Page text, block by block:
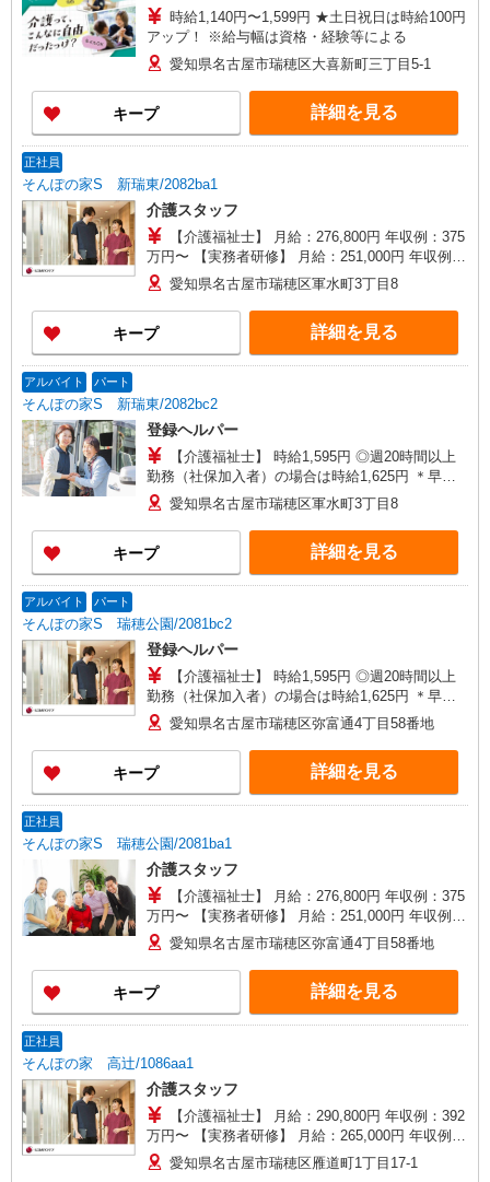
時給1,140円〜1,599円 ★土日祝日は時給100円
アップ！ ※給与幅は資格・経験等による
愛知県名古屋市瑞穂区大喜新町三丁目5-1
キープ 詳細を見る
正社員
そんぽの家S 新瑞東/2082ba1
介護スタッフ
【介護福祉士】 月給：276,800円 年収例：375
万円〜 【実務者研修】 月給：251,000円 年収例：
341万円〜 【初任者研修】 月給：235,300円 年収
例：320万円〜 ※職務手当、働きがい向上手当、
日祝手当（月平均2回分）、夜勤手当（月平均5回
分）等、毎月平均的に支払われる手当を含みま
す。 ※介護福祉士のみ、特別職務手当も含む ◎残
与 基本給2.08ヶ月分/年支給
愛知県名古屋市瑞穂区軍水町3丁目8
キープ 詳細を見る
アルバイト パート
そんぽの家S 新瑞東/2082bc2
登録ヘルパー
【介護福祉士】 時給1,595円 ◎週20時間以上
勤務（社保加入者）の場合は時給1,625円 ＊早朝
夜間（〜8:00、18:00〜）：時給1,994円〜 ＊日曜
祝日：時給1,895円〜 【実務者研修・初任者研修
（ヘルパー1級・2級）】 時給1,515円 ◎週20時間
以上勤務（社保加入者）の場合は時給1,545円 ＊
早朝夜間（〜8:00、18:00〜）：時給1,894円〜 ＊
が同時給 ◎キャンセル手当：職務時給の60％支給
愛知県名古屋市瑞穂区軍水町3丁目8
キープ 詳細を見る
アルバイト パート
そんぽの家S 瑞穂公園/2081bc2
登録ヘルパー
【介護福祉士】 時給1,595円 ◎週20時間以上
勤務（社保加入者）の場合は時給1,625円 ＊早朝
夜間（〜8:00、18:00〜）：時給1,994円〜 ＊日曜
祝日：時給1,895円〜 【実務者研修・初任者研修
（ヘルパー1級・2級）】 時給1,515円 ◎週20時間
以上勤務（社保加入者）の場合は時給1,545円 ＊
早朝夜間（〜8:00、18:00〜）：時給1,894円〜 ＊
が同時給 ◎キャンセル手当：職務時給の60％支給
愛知県名古屋市瑞穂区弥富通4丁目58番地
キープ 詳細を見る
正社員
そんぽの家S 瑞穂公園/2081ba1
介護スタッフ
【介護福祉士】 月給：276,800円 年収例：375
万円〜 【実務者研修】 月給：251,000円 年収例：
341万円〜 【初任者研修】 月給：235,300円 年収
例：320万円〜 ※職務手当、働きがい向上手当、
日祝手当（月平均2回分）、夜勤手当（月平均5回
分）等、毎月平均的に支払われる手当を含みま
す。 ※介護福祉士のみ、特別職務手当も含む ◎残
与 基本給2.08ヶ月分/年支給
愛知県名古屋市瑞穂区弥富通4丁目58番地
キープ 詳細を見る
正社員
そんぽの家 高辻/1086aa1
介護スタッフ
【介護福祉士】 月給：290,800円 年収例：392
万円〜 【実務者研修】 月給：265,000円 年収例：
360万円〜 【初任者研修・無資格】 月給：
249,300円 年収例：337万円〜 ※職務手当、働き
愛知県名古屋市瑞穂区雁道町1丁目17-1